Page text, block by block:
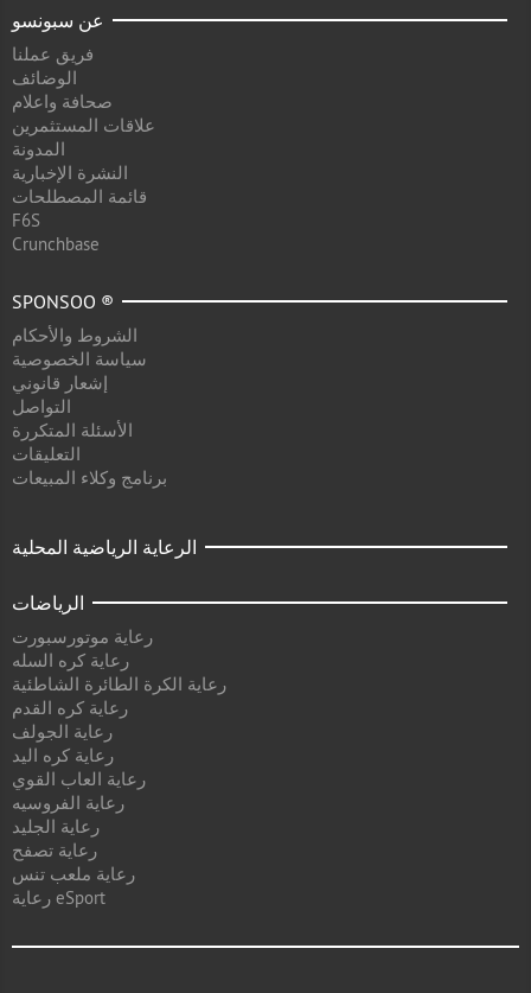
عن سبونسو
فريق عملنا
الوضائف
صحافة واعلام
علاقات المستثمرين
المدونة
النشرة الإخبارية
قائمة المصطلحات
F6S
Crunchbase
SPONSOO ®
الشروط والأحكام
سياسة الخصوصية
إشعار قانوني
التواصل
الأسئلة المتكررة
التعليقات
برنامج وكلاء المبيعات
الرعاية الرياضية المحلية
الرياضات
رعاية موتورسبورت
رعاية كره السله
رعاية الكرة الطائرة الشاطئية
رعاية كره القدم
رعاية الجولف
رعاية كره اليد
رعاية العاب القوي
رعاية الفروسيه
رعاية الجليد
رعاية تصفح
رعاية ملعب تنس
رعاية eSport